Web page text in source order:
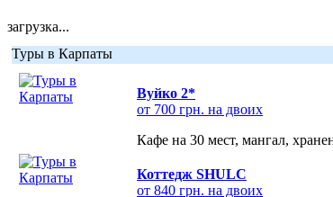
загрузка...
Туры в Карпаты
Вуйко 2*
от 700 грн. на двоих
Кафе на 30 мест, мангал,
Коттедж SHULC
от 840 грн. на двоих